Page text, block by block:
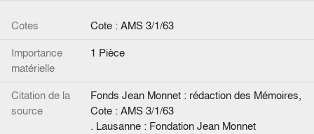
Cotes
Cote : AMS 3/1/63
Importance
matérielle
1 Pièce
Citation de la
source
Fonds Jean Monnet : rédaction des Mémoires,
Cote : AMS 3/1/63
. Lausanne : Fondation Jean Monnet